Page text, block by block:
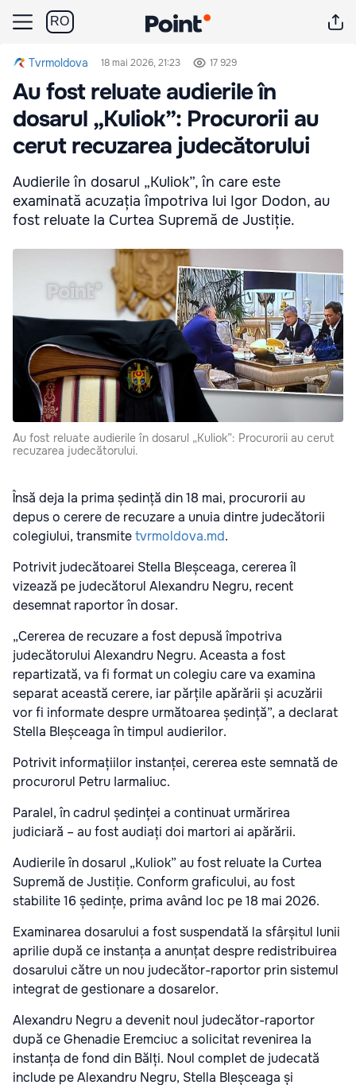
RO
Tvrmoldova 18 mai 2026, 21:23 17 929
Au fost reluate audierile în
dosarul „Kuliok”: Procurorii au
cerut recuzarea judecătorului
Audierile în dosarul „Kuliok”, în care este
examinată acuzația împotriva lui Igor Dodon, au
fost reluate la Curtea Supremă de Justiție.
Au fost reluate audierile în dosarul „Kuliok”: Procurorii au cerut
recuzarea judecătorului.
Însă deja la prima ședință din 18 mai, procurorii au
depus o cerere de recuzare a unuia dintre judecătorii
colegiului, transmitetvrmoldova.md.
Potrivit judecătoarei Stella Bleșceaga, cererea îl
vizează pe judecătorul Alexandru Negru, recent
desemnat raportor în dosar.
„Cererea de recuzare a fost depusă împotriva
judecătorului Alexandru Negru. Aceasta a fost
repartizată, va fi format un colegiu care va examina
separat această cerere, iar părțile apărării și acuzării
vor fi informate despre următoarea ședință”, a declarat
Stella Bleșceaga în timpul audierilor.
Potrivit informațiilor instanței, cererea este semnată de
procurorul Petru Iarmaliuc.
Paralel, în cadrul ședinței a continuat urmărirea
judiciară – au fost audiați doi martori ai apărării.
Audierile în dosarul „Kuliok” au fost reluate la Curtea
Supremă de Justiție. Conform graficului, au fost
stabilite 16 ședințe, prima având loc pe 18 mai 2026.
Examinarea dosarului a fost suspendată la sfârșitul lunii
aprilie după ce instanța a anunțat despre redistribuirea
dosarului către un nou judecător-raportor prin sistemul
integrat de gestionare a dosarelor.
Alexandru Negru a devenit noul judecător-raportor
după ce Ghenadie Eremciuc a solicitat revenirea la
instanța de fond din Bălți. Noul complet de judecată
include pe Alexandru Negru, Stella Bleșceaga și